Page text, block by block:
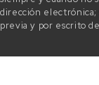
previa y por escrito